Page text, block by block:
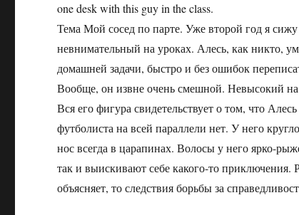
one desk with this guy in the class.
Тема Мой сосед по парте. Уже второй год я
невнимательный на уроках. Алесь, как никто,
домашней задачи, быстро и без ошибок
Вообще, он извне очень смешной. Невысокий на
Вся его фигура свидетельствует о том, что
футболиста на всей параллели нет. У него
нос всегда в царапинах. Волосы у него ярко-
так и выискивают себе какого-то приключения.
объясняет, то следствия борьбы за